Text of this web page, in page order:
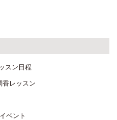
スン日程
香レッスン
ベント